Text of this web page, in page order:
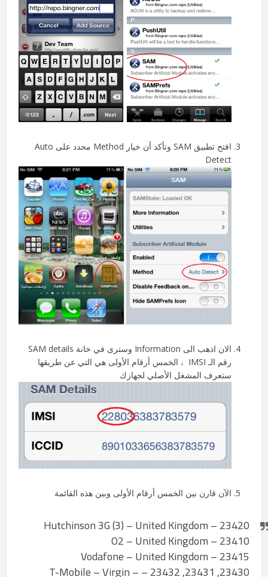
افتح تطبيق SAM وتأكد أن خيار Method محدد على Auto
Detect
الان اذهب الى Information وسترى في خانة SAM details
رقم الـ IMSI ، الخمس أرقام الأولى هي التي عن طريقها
ستعرف المشغل الأصلي لجهازك
الآن قارن بين الخمس أرقام الأولى وبين هذه القائمة
23420 – Hutchinson 3G (3) – United Kingdom
23410 – O2 – United Kingdom
23415 – Vodafone – United Kingdom
23430, 23431, 23432 – T-Mobile – Virgin –